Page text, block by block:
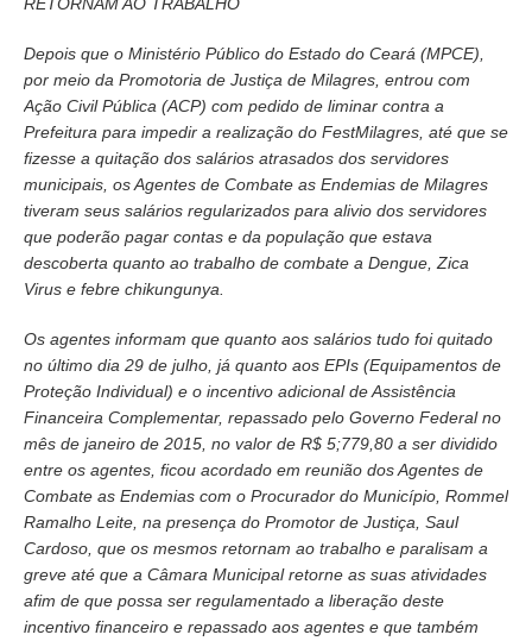
Depois que o Ministério Público do Estado do Ceará (MPCE),
por meio da Promotoria de Justiça de Milagres, entrou com
Ação Civil Pública (ACP) com pedido de liminar contra a
Prefeitura para impedir a realização do FestMilagres, até que se
fizesse a quitação dos salários atrasados dos servidores
municipais, os Agentes de Combate as Endemias de Milagres
tiveram seus salários regularizados para alivio dos servidores
que poderão pagar contas e da população que estava
descoberta quanto ao trabalho de combate a Dengue, Zica
Virus e febre chikungunya.
Os agentes informam que quanto aos salários tudo foi quitado
no último dia 29 de julho, já quanto aos EPIs (Equipamentos de
Proteção Individual) e o incentivo adicional de Assistência
Financeira Complementar, repassado pelo Governo Federal no
mês de janeiro de 2015, no valor de R$ 5;779,80 a ser dividido
entre os agentes, ficou acordado em reunião dos Agentes de
Combate as Endemias com o Procurador do Município, Rommel
Ramalho Leite, na presença do Promotor de Justiça, Saul
Cardoso, que os mesmos retornam ao trabalho e paralisam a
greve até que a Câmara Municipal retorne as suas atividades
afim de que possa ser regulamentado a liberação deste
incentivo financeiro e repassado aos agentes e que também